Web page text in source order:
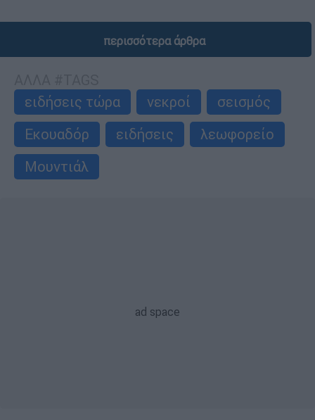
περισσότερα άρθρα
ειδήσεις τώρα
νεκροί
σεισμός
Εκουαδόρ
ειδήσεις
λεωφορείο
Μουντιάλ